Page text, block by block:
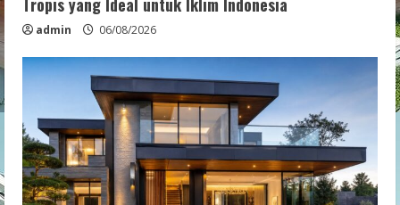
admin 06/08/2026